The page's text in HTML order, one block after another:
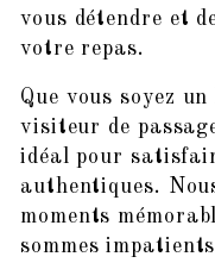
vous détendre et
votre repas.
Que vous soyez
visiteur de
idéal pour
authentiques.
moments
sommes